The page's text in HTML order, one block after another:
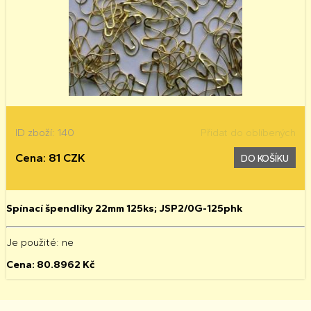
ID zboží: 140 Přidat do oblíbených
Cena: 81 CZK DO KOŠÍKU
Spínací špendlíky 22mm 125ks; JSP2/0G-125phk
Je použité: ne
Cena: 80.8962 Kč